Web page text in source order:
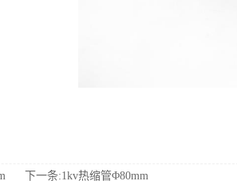
下一条:1kv热缩管Φ80mm